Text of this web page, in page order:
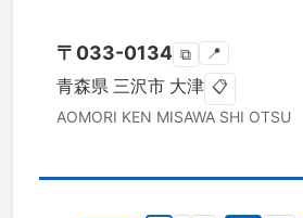
〒 033-0134 ⧉ 📍
青森県 三沢市 大津 📋
AOMORI KEN MISAWA SHI OTSU